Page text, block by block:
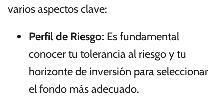
varios aspectos clave:
Perfil de Riesgo: Es fundamental
conocer tu tolerancia al riesgo y tu
horizonte de inversión para seleccionar
el fondo más adecuado.